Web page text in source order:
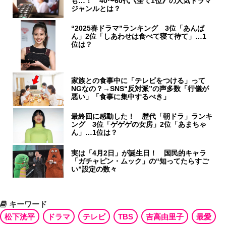
ジャンルとは？
“2025春ドラマ”ランキング 3位「あんぱ
ん」2位「しあわせは食べて寝て待て」…1
位は？
家族との食事中に「テレビをつける」って
NGなの？→SNS“反対派”の声多数「行儀が
悪い」「食事に集中するべき」
最終回に感動した！ 歴代「朝ドラ」ランキ
ング 3位「ゲゲゲの女房」2位「あまちゃ
ん」…1位は？
実は「4月2日」が誕生日！ 国民的キャラ
「ガチャピン・ムック」の“知ってたらすご
い”設定の数々
キーワード
松下洸平
ドラマ テレビ TBS 吉高由里子 最愛